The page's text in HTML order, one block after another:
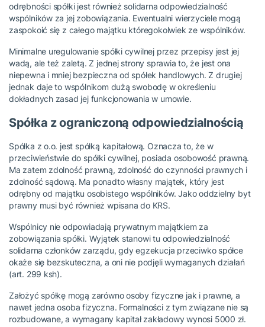
odrębności spółki jest również solidarna odpowiedzialność
wspólników za jej zobowiązania. Ewentualni wierzyciele mogą
zaspokoić się z całego majątku któregokolwiek ze wspólników.
Minimalne uregulowanie spółki cywilnej przez przepisy jest jej
wadą, ale też zaletą. Z jednej strony sprawia to, że jest ona
niepewna i mniej bezpieczna od spółek handlowych. Z drugiej
jednak daje to wspólnikom dużą swobodę w określeniu
dokładnych zasad jej funkcjonowania w umowie.
Spółka z ograniczoną odpowiedzialnością
Spółka z o.o. jest spółką kapitałową. Oznacza to, że w
przeciwieństwie do spółki cywilnej, posiada osobowość prawną.
Ma zatem zdolność prawną, zdolność do czynności prawnych i
zdolność sądową. Ma ponadto własny majątek, który jest
odrębny od majątku osobistego wspólników. Jako oddzielny byt
prawny musi być również wpisana do KRS.
Wspólnicy nie odpowiadają prywatnym majątkiem za
zobowiązania spółki. Wyjątek stanowi tu odpowiedzialność
solidarna członków zarządu, gdy egzekucja przeciwko spółce
okaże się bezskuteczna, a oni nie podjęli wymaganych działań
(art. 299 ksh).
Założyć spółkę mogą zarówno osoby fizyczne jak i prawne, a
nawet jedna osoba fizyczna. Formalności z tym związane nie są
rozbudowane, a wymagany kapitał zakładowy wynosi 5000 zł.